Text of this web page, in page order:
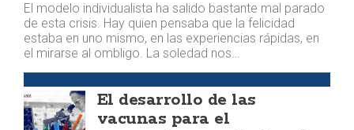
El modelo individualista ha salido bastante mal parado
de esta crisis. Hay quien pensaba que la felicidad
estaba en uno mismo, en las experiencias rápidas, en
el mirarse al ombligo. La soledad nos…
El desarrollo de las
vacunas para el